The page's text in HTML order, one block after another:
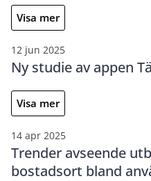
Visa mer
12 jun 2025
Ny studie av appen
Visa mer
14 apr 2025
Trender avseende
bostadsort bland